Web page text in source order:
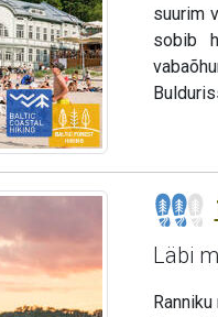
suurim
sobib
Läbi